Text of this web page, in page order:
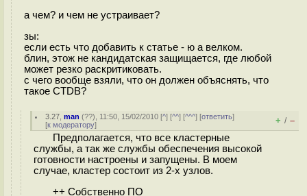
а чем? и чем не устраивает?
зы:
если есть что добавить к статье - ю а велком.
блин, этож не кандидатская защищается, где любой
может резко раскритиковать.
с чего вообще взяли, что он должен объяснять, что
такое CTDB?
3.27 ,man (??), 11:50, 15/02/2010 [^] [^^] [^^^] [ответить]
[к модератору] + / –
Предполагается, что все кластерные
службы, а так же службы обеспечения высокой
готовности настроены и запущены. В моем
случае, кластер состоит из 2-х узлов.
++ Собственно ПО